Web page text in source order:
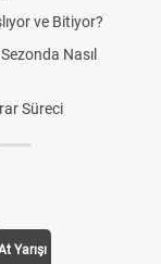
ve Bitiyor?
Nasıl
Süreci
Yarışı